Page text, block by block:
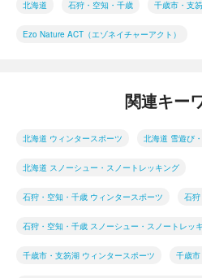
北海道 石狩・空知・千歳 千歳市・支
Ezo Nature ACT（エゾネイチャーアクト）
関連キー
北海道 ウィンタースポーツ 北海道 雪遊び
北海道 スノーシュー・スノートレッキング
石狩・空知・千歳 ウィンタースポーツ 石
石狩・空知・千歳 スノーシュー・スノートレッ
千歳市・支笏湖 ウィンタースポーツ 千歳